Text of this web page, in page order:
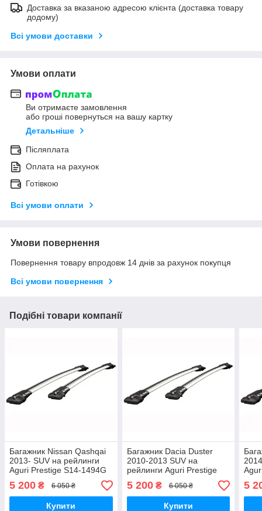
Доставка за вказаною адресою клієнта (доставка товару
додому)
Всі умови доставки
Умови оплати
Ви отримаєте замовлення
або гроші повернуться на вашу картку
Детальніше
Післяплата
Оплата на рахунок
Готівкою
Всі умови оплати
Умови повернення
Повернення товару впродовж 14 днів за рахунок покупця
Всі умови повернення
Подібні товари компанії
Багажник Nissan Qashqai
2013- SUV на рейлинги
Aguri Prestige S14-1494G
5 200 ₴ 6 050 ₴
Купити
Багажник Dacia Duster
2010-2013 SUV на
рейлинги Aguri Prestige
5 200₴ 6 050 ₴
Купити
5